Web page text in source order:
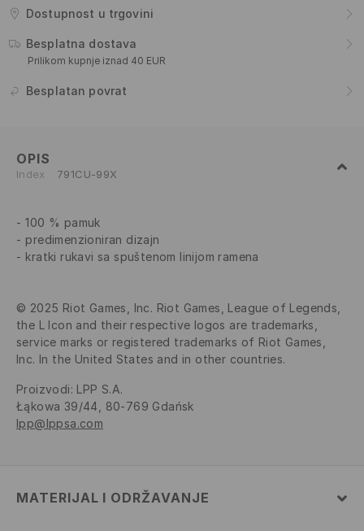
Dostupnost u trgovini
Besplatna dostava
Prilikom kupnje iznad 40 EUR
Besplatan povrat
OPIS
Index 791CU-99X
100 % pamuk
predimenzioniran dizajn
kratki rukavi sa spuštenom linijom ramena
© 2025 Riot Games, Inc. Riot Games, League of Legends,
the L Icon and their respective logos are trademarks,
service marks or registered trademarks of Riot Games,
Inc. In the United States and in other countries.
Proizvodi: LPP S.A.
Łąkowa 39/44, 80-769 Gdańsk
lpp@lppsa.com
MATERIJAL I ODRŽAVANJE